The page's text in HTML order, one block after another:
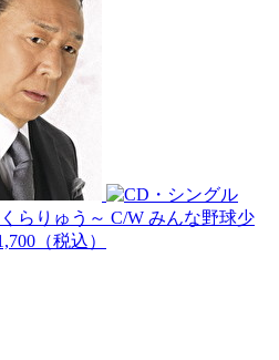
らりゅう～ C/W みんな野球少
（税込）